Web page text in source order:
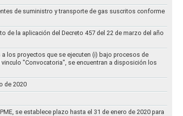
de suministro y transporte de gas suscritos conforme
de la aplicación del Decreto 457 del 22 de marzo del año
los proyectos que se ejecuten (i) bajo procesos de
"Convocatoria", se encuentran a disposición los
de 2020
se establece plazo hasta el 31 de enero de 2020 para